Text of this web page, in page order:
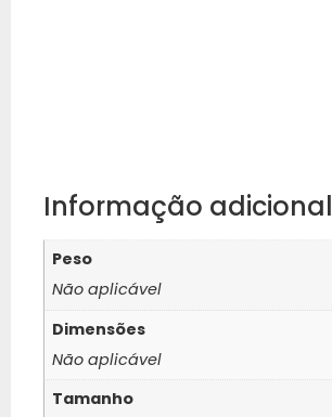
Informação adicional
Peso
Não aplicável
Dimensões
Não aplicável
Tamanho